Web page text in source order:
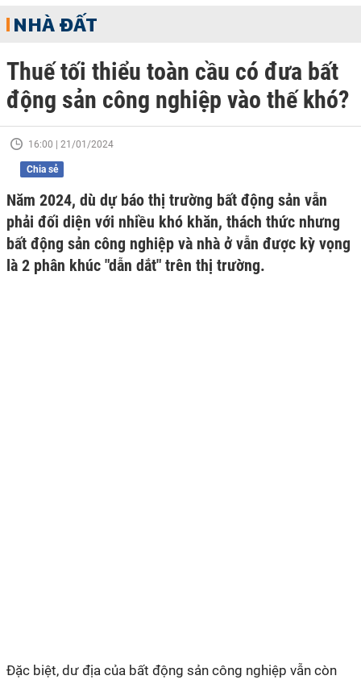
NHÀ ĐẤT
Thuế tối thiểu toàn cầu có đưa bất
động sản công nghiệp vào thế khó?
16:00 | 21/01/2024
Chia sẻ
Năm 2024, dù dự báo thị trường bất động sản vẫn
phải đối diện với nhiều khó khăn, thách thức nhưng
bất động sản công nghiệp và nhà ở vẫn được kỳ vọng
là 2 phân khúc "dẫn dắt" trên thị trường.
Đặc biệt, dư địa của bất động sản công nghiệp vẫn còn